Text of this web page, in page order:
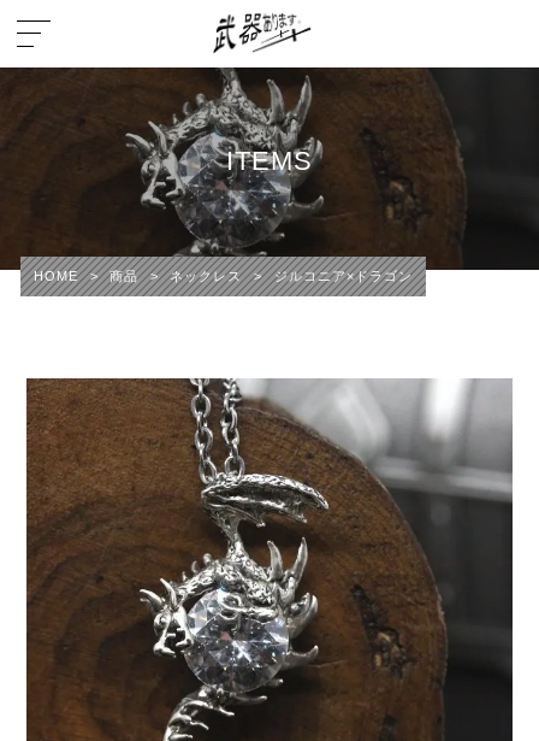
ITEMS
HOME > 商品 > ネックレス > ジルコニア×ドラゴン